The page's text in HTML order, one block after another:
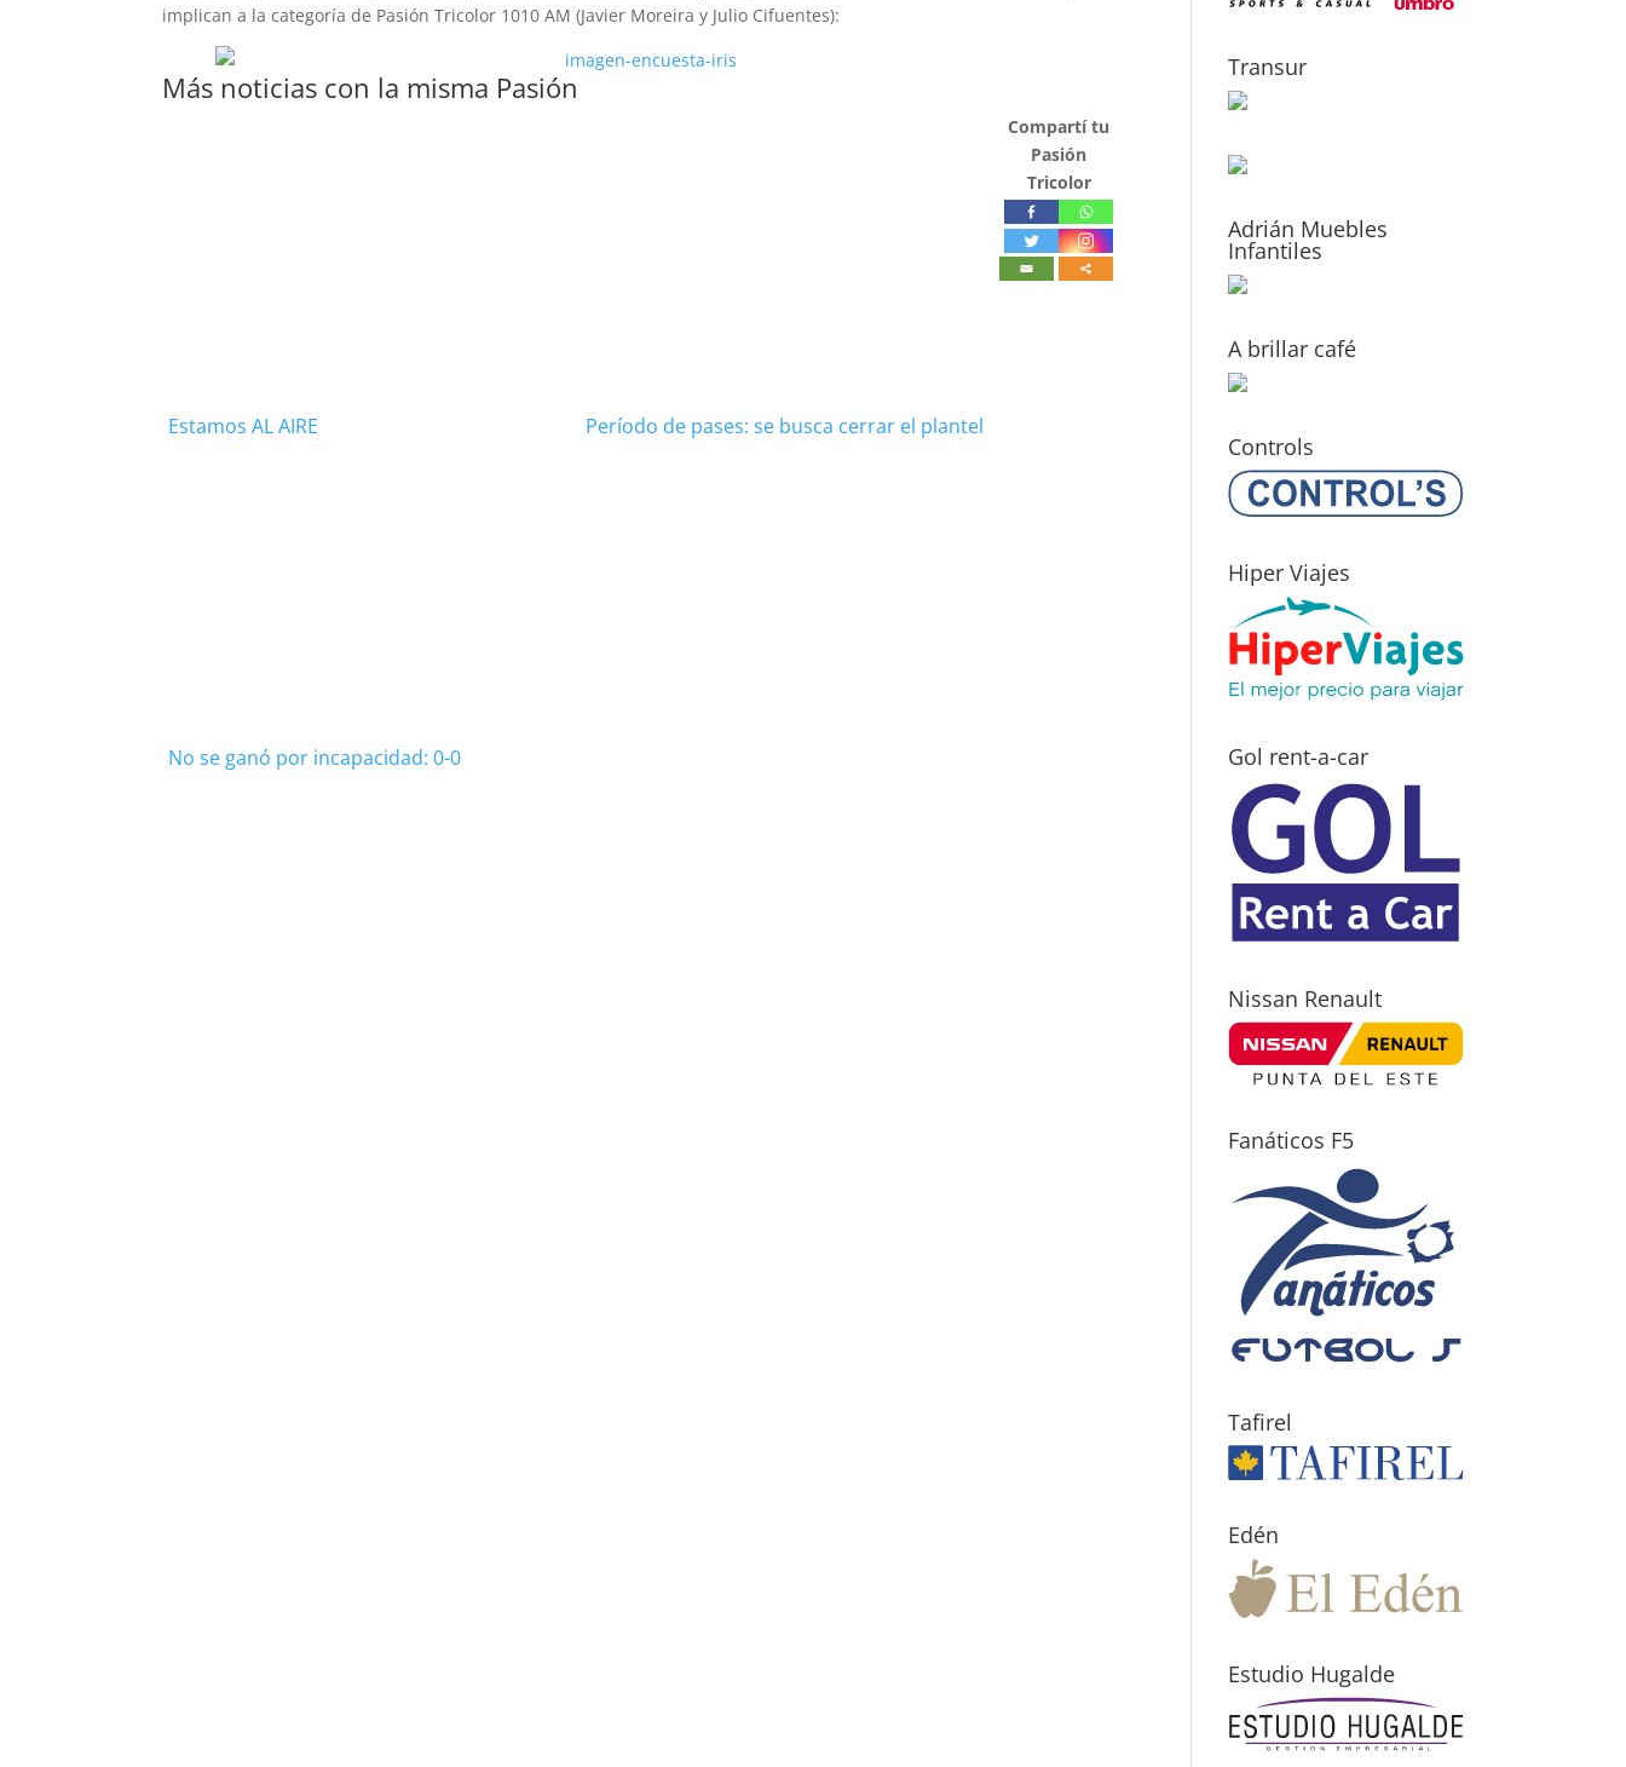
implican a la categoría de Pasión Tricolor 1010 AM (Javier Moreira y Julio Cifuentes):
Más noticias con la misma Pasión
Estamos AL AIRE Período de pases: se busca cerrar el plantel
No se ganó por incapacidad: 0-0
Compartí tu
Pasión
Tricolor
Transur
Adrián Muebles
Infantiles
A brillar café
Controls
Hiper Viajes
Gol rent-a-car
Nissan Renault
Fanáticos F5
Tafirel
Edén
Estudio Hugalde